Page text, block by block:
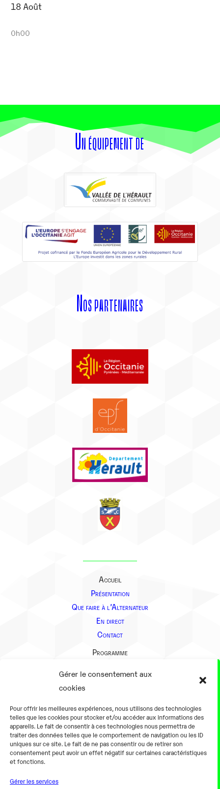
Gérer le consentement aux
cookies
Pour offrir les meilleures expériences, nous utilisons des technologies
telles que les cookies pour stocker et/ou accéder aux informations des
appareils. Le fait de consentir à ces technologies nous permettra de
traiter des données telles que le comportement de navigation ou les ID
uniques sur ce site. Le fait de ne pas consentir ou de retirer son
consentement peut avoir un effet négatif sur certaines caractéristiques
et fonctions.
Gérer les services
18 Août
0h00
Un équipement de
Nos partenaires
Accueil
Présentation
Que faire à l’Alternateur
En direct
Contact
Programme
Présentation
En pratique
Tarifs et horaires
Salles
Équipements numériques